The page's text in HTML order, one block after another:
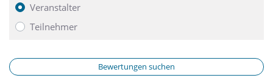
Veranstalter
Teilnehmer
Bewertungen suchen